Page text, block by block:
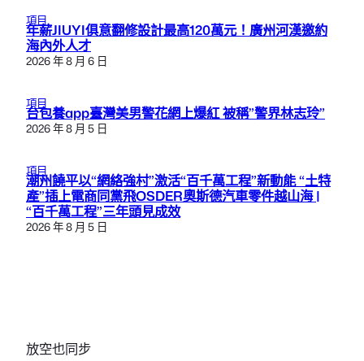
項目
年薪JIUYI俱意翻修設計最高120萬元！廣州河漢邀約
海內外人才
2026 年 8 月 6 日
項目
台包養app臺灣美男警花網上爆紅 被稱”警界林志玲”
2026 年 8 月 5 日
項目
潮州饒平以“網絡強村”激活“百千萬工程”新動能 “土特
產”插上電商同黨飛OSDER奧斯德汽車零件越山海 |
“百千萬工程”三年頭見成效
2026 年 8 月 5 日
放空也同步